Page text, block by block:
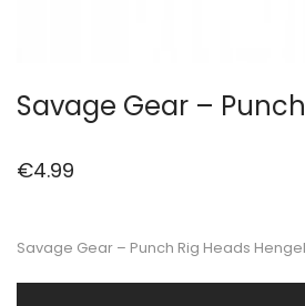
Savage Gear –
€4.99
Savage Gear – Punch Rig Heads